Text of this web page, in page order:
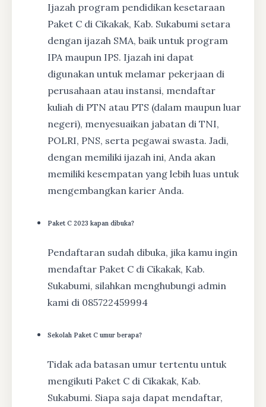
Ijazah program pendidikan kesetaraan
Paket C di Cikakak, Kab. Sukabumi setara
dengan ijazah SMA, baik untuk program
IPA maupun IPS. Ijazah ini dapat
digunakan untuk melamar pekerjaan di
perusahaan atau instansi, mendaftar
kuliah di PTN atau PTS (dalam maupun luar
negeri), menyesuaikan jabatan di TNI,
POLRI, PNS, serta pegawai swasta. Jadi,
dengan memiliki ijazah ini, Anda akan
memiliki kesempatan yang lebih luas untuk
mengembangkan karier Anda.
Paket C 2023 kapan dibuka?
Pendaftaran sudah dibuka, jika kamu ingin
mendaftar Paket C di Cikakak, Kab.
Sukabumi, silahkan menghubungi admin
kami di 085722459994
Sekolah Paket C umur berapa?
Tidak ada batasan umur tertentu untuk
mengikuti Paket C di Cikakak, Kab.
Sukabumi. Siapa saja dapat mendaftar,